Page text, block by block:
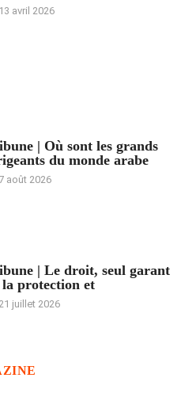
13 avril 2026
| Où sont les grands
du monde arabe
7 août 2026
| Le droit, seul garant
la protection et
21 juillet 2026